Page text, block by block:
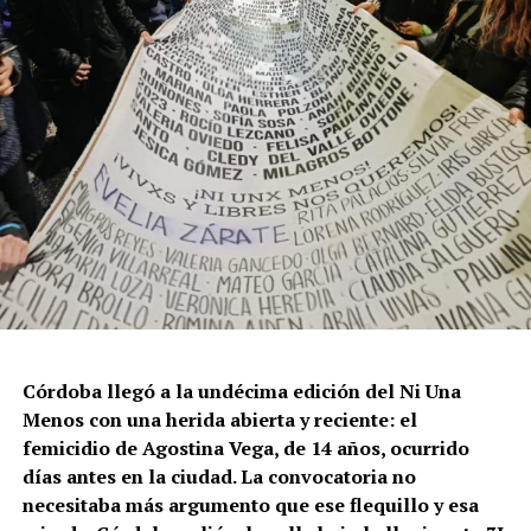
Córdoba llegó a la undécima edición del Ni Una
Menos con una herida abierta y reciente: el
femicidio de Agostina Vega, de 14 años, ocurrido
días antes en la ciudad. La convocatoria no
necesitaba más argumento que ese flequillo y esa